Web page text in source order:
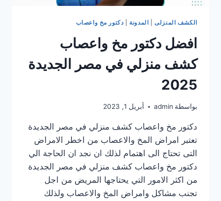
الكشف المنزلى| المدونة دكتور مخ واعصاب
افضل دكتور مخ واعصاب
كشف منزلي في مصر الجديدة
2025
بواسطة admin أبريل 1, 2023
دكتور مخ واعصاب كشف منزلي في مصر الجديدة
تعتبر امراض المخ والاعصاب من اخطر الامراض
التى تحتاج الى اهتمام لذلك ان نجد ان الحاجة الي
دكتور مخ واعصاب كشف منزلي في مصر الجديدة
من اكثر الامور التي يحتاجها المريض من اجل
تجنب مشاكل وامراض المخ والاعصاب ولذلك